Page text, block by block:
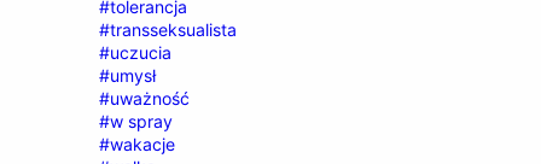
#tolerancja
#transseksualista
#uczucia
#umysł
#uważność
#w spray
#wakacje